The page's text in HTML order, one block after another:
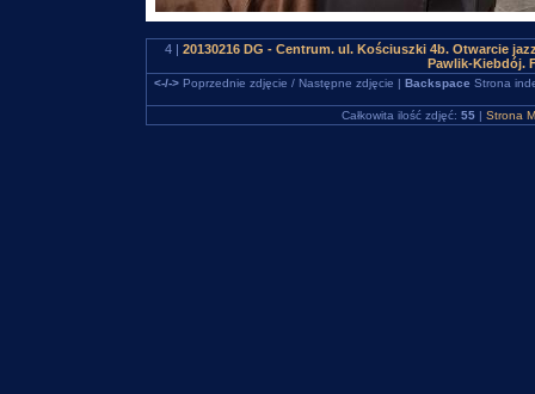
4 | 20130216 DG - Centrum. ul. Kościuszki 4b. Otwarcie
Pawlik-Kiebdój.
<-/->Poprzednie zdjęcie / Następne zdjęcie | Backspace Strona
Całkowita ilość zdjęć: 55 | Strona